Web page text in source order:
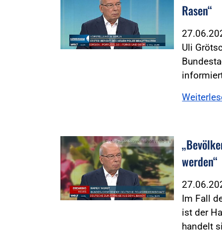
Rasen“
Uli
Foto:Foto: Screenshot Welt-TV
werden“
Im Fall
ist der
handelt